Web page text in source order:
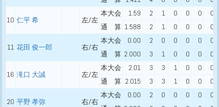
10 仁平 希 左/左
本大会 1.59 2 1 0 0 0
0
通 算 1.588 2 1 0 0 0 0
11 花田 俊一郎 右/右
本大会 0.00 2 0 0 0 0
0
通 算 2.000 3 1 0 0 0 0
16 滝口 大誠 左/左
本大会 2.01 3 3 1 0 0
0
通 算 2.015 3 3 1 0 0 0
20 平野 孝弥 右/右
本大会 0.00 2 0 0 0 0
0